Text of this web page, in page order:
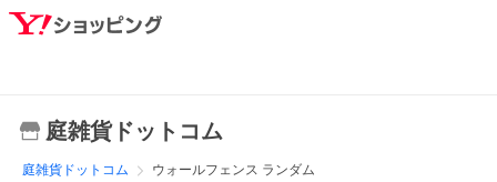
庭雑貨ドットコム
庭雑貨ドットコム ウォールフェンス ランダム